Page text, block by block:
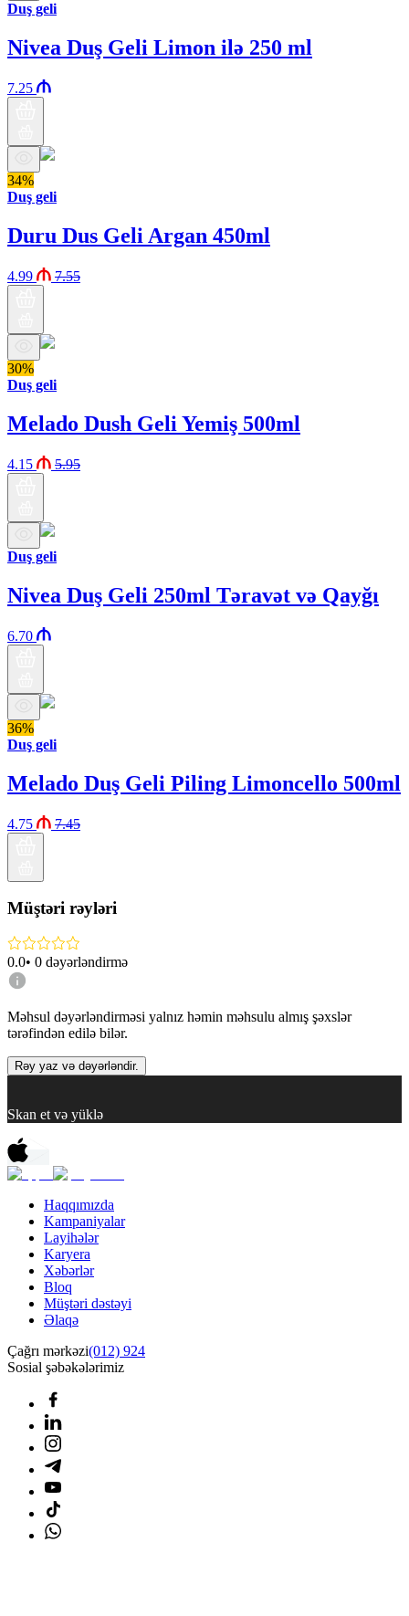
Duş geli
Nivea Duş Geli Limon ilə 250 ml
7.25
34%
Duş geli
Duru Dus Geli Argan 450ml
4.99 7.55
30%
Duş geli
Melado Dush Geli Yemiş 500ml
4.15 5.95
Duş geli
Nivea Duş Geli 250ml Təravət və Qayğı
6.70
36%
Duş geli
Melado Duş Geli Piling Limoncello 500ml
4.75 7.45
Müştəri rəyləri
0.0• 0 dəyərləndirmə
Məhsul dəyərləndirməsi yalnız həmin məhsulu almış şəxslər
tərəfindən edilə bilər.
Rəy yaz və dəyərləndir.
Skan et və yüklə
Haqqımızda
Kampaniyalar
Layihələr
Karyera
Xəbərlər
Bloq
Müştəri dəstəyi
Əlaqə
Çağrı mərkəzi(012) 924
Sosial şəbəkələrimiz